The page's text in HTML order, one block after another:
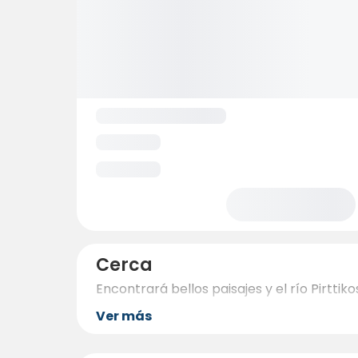
Cerca
Encontrará bellos paisajes y el río
Ver más